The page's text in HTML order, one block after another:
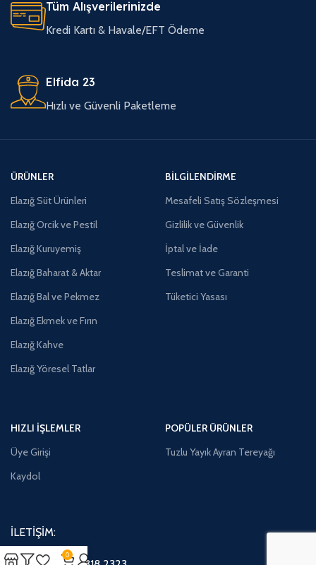
Tüm Alışverilerinizde
Kredi Kartı & Havale/EFT Ödeme
Elfida 23
Hızlı ve Güvenli Paketleme
ÜRÜNLER
Elazığ Süt Ürünleri
Elazığ Orcik ve Pestil
Elazığ Kuruyemiş
Elazığ Baharat & Aktar
Elazığ Bal ve Pekmez
Elazığ Ekmek ve Fırın
Elazığ Kahve
Elazığ Yöresel Tatlar
BILGILENDIRME
Mesafeli Satış Sözleşmesi
Gizlilik ve Güvenlik
İptal ve İade
Teslimat ve Garanti
Tüketici Yasası
HIZLI İŞLEMLER
Üye Girişi
Kaydol
POPÜLER ÜRÜNLER
Tuzlu Yayık Ayran Tereyağı
İLETİŞİM:
0